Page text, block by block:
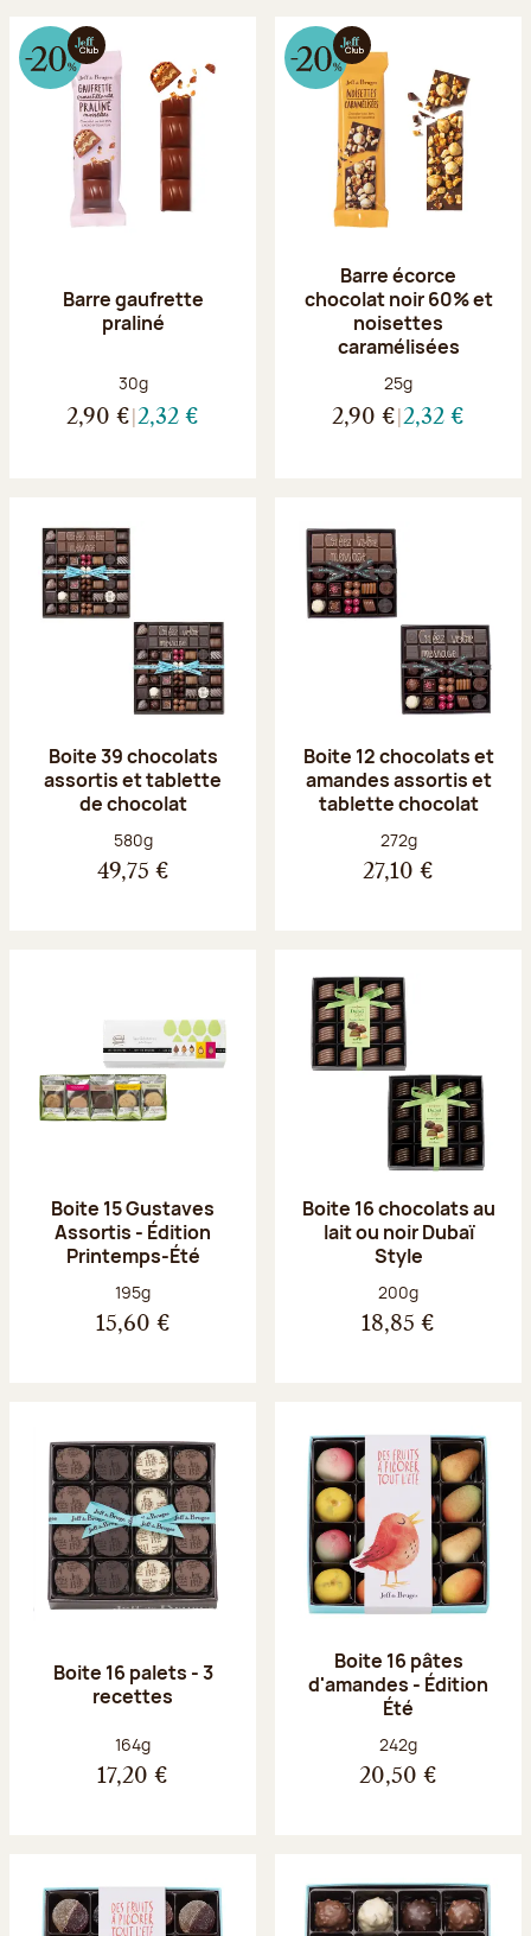
Barre gaufrette
praliné
Poids net :
30g
2,90 € 2,32 €
Barre écorce
chocolat noir 60% et
noisettes
caramélisées
Poids net :
25g
2,90 € 2,32 €
Boite 39 chocolats
assortis et tablette
de chocolat
Poids net :
580g
49,75 €
Boite 12 chocolats et
amandes assortis et
tablette chocolat
Poids net :
272g
27,10 €
Boite 15 Gustaves
Assortis - Édition
Printemps-Été
Poids net :
195g
15,60 €
Boite 16 chocolats au
lait ou noir Dubaï
Style
Poids net :
200g
18,85 €
Boite 16 palets - 3
recettes
Poids net :
164g
17,20 €
Boite 16 pâtes
d'amandes - Édition
Été
Poids net :
242g
20,50 €